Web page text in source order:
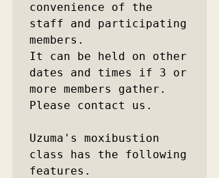
convenience of the
staff and participating
members.
It can be held on other
dates and times if 3 or
more members gather.
Please contact us.
Uzuma's moxibustion
class has the following
features.